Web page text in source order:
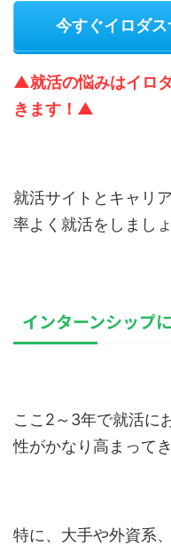
今すぐイロダ
▲就活の悩みはイロ
きます！▲
就活サイトとキャリ
率よく就活をしましょ
インターンシップ
ここ2～3年で就活に
性がかなり高まってき
特に、大手や外資系